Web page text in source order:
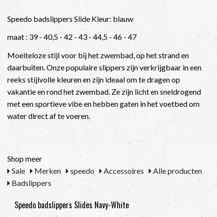
Speedo badslippers Slide Kleur: blauw
maat : 39 - 40,5 - 42 - 43 - 44,5 - 46 - 47
Moeiteloze stijl voor bij het zwembad, op het strand en
daarbuiten. Onze populaire slippers zijn verkrijgbaar in een
reeks stijlvolle kleuren en zijn ideaal om te dragen op
vakantie en rond het zwembad. Ze zijn licht en sneldrogend
met een sportieve vibe en hebben gaten in het voetbed om
water direct af te voeren.
Shop meer
Sale
Merken speedo Accessoires
Alle producten
Badslippers
Speedo badslippers Slides Navy-White